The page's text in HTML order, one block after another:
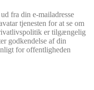
fra din e-mailadresse
tjenesten for at se om
er tilgængelig
godkendelse af din
for offentligheden